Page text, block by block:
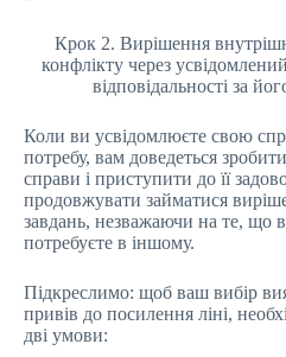
Крок 2. Вирішення
конфлікту через
відповідальності за
Коли ви усвідомлюєте свою
потребу, вам доведеться
справи і приступити до її
продовжувати займатися
завдань, незважаючи на те, що
потребуєте в іншому.
Підкреслимо: щоб ваш вибір
привів до посилення ліні,
дві умови: